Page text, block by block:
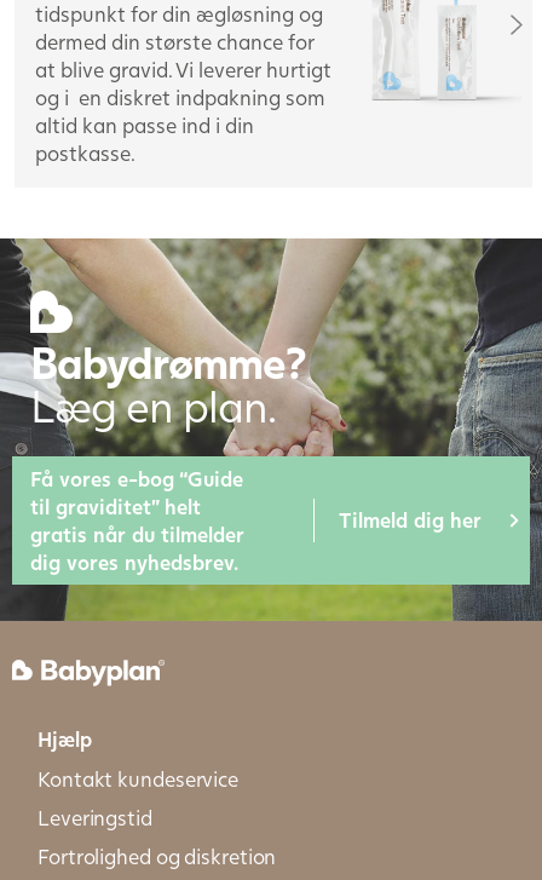
tidspunkt for din ægløsning og
dermed din største chance for
at blive gravid. Vi leverer hurtigt
og i en diskret indpakning som
altid kan passe ind i din
postkasse.
Babydrømme?
Læg en plan.
Få vores e-bog “Guide
til graviditet” helt
gratis når du tilmelder
dig vores nyhedsbrev.
Tilmeld dig her
Hjælp
Kontakt kundeservice
Leveringstid
Fortrolighed og diskretion